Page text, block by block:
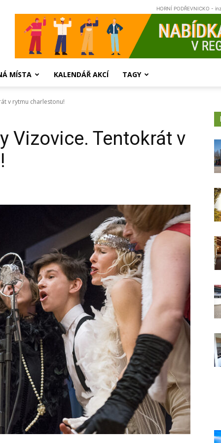
HORNÍ PODŘEVNICKO -
MÍSTA KALENDÁŘ AKCÍ TAGY
v rytmu charlestonu!
Vizovice. Tentokrát v